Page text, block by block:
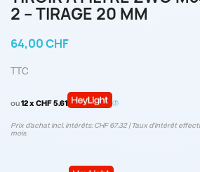
2 – TIRAGE 20 MM
64,00 CHF
TTC
ou12 x CHF 5.61
Prix d’achat incl. intérêts: CHF 67.32 | Taux d‘intérêt
mois.